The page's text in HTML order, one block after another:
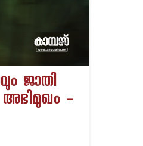
ജാതി
അഭിമുഖം –